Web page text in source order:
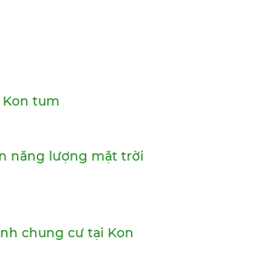
tum
năng lượng mặt trời
chung cư tại Kon